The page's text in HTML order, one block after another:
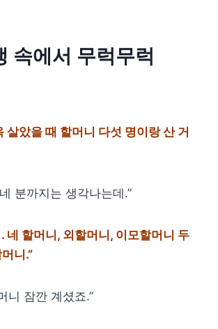
속에서 무럭무럭
살았을 때 할머니 다섯 명이랑 산 거
분까지는 생각나는데.”
네 할머니, 외할머니, 이모할머니 두
니.”
니 잠깐 계셨죠.”